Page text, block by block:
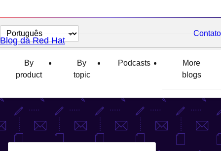
Selecionar
idioma
Contato
Blog da Red Hat
By
product
By
topic
Podcasts
More
blogs